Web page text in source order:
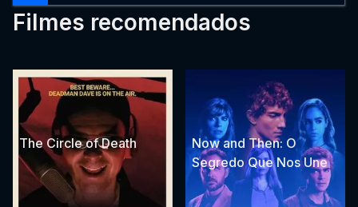
Filmes recomendados
The Circle of Death
Now and Then: O
Segredo Que Nos Une